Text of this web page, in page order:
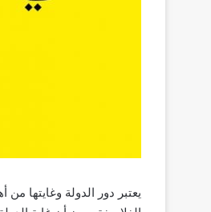
يعتبر دور الدولة وغايتها